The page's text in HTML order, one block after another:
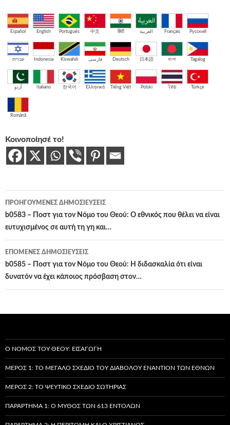
Español English Português 中文 हिंदी العربية Français Русский
עברית Indonesia Kiswahili فارسی Deutsch 日本語 বাংলা Tagalog
اُردو Italiano 한국어 Ελληνικά Tiếng Việt Polski ไทย Türkçe
Română
Κοινοποίησέ το!
Πλοήγηση
άρθρων
ΠΡΟΗΓΟΎΜΕΝΕΣ ΔΗΜΟΣΙΕΎΣΕΙΣ
b0583 – Ποστ για τον Νόμο του Θεού: Ο εθνικός που θέλει να είναι
ευτυχισμένος σε αυτή τη γη και…
ΕΠΌΜΕΝΕΣ ΔΗΜΟΣΙΕΎΣΕΙΣ
b0585 – Ποστ για τον Νόμο του Θεού: Η διδασκαλία ότι είναι
δυνατόν να έχει κάποιος πρόσβαση στον…
Ο ΝΌΜΟΣ ΤΟΥ ΘΕΟΎ: ΕΙΣΑΓΩΓΉ
ΜΈΡΟΣ 1: ΤΟ ΜΕΓΆΛΟ ΣΧΈΔΙΟ ΤΟΥ ΔΙΑΒΌΛΟΥ ΕΝΑΝΤΊΟΝ ΤΩΝ ΕΘΝΏΝ
ΜΈΡΟΣ 2: ΤΟ ΨΕΎΤΙΚΟ ΣΧΈΔΙΟ ΣΩΤΗΡΊΑΣ
ΠΑΡΆΡΤΗΜΑ 1: Ο ΜΎΘΟΣ ΤΩΝ 613 ΕΝΤΟΛΏΝ